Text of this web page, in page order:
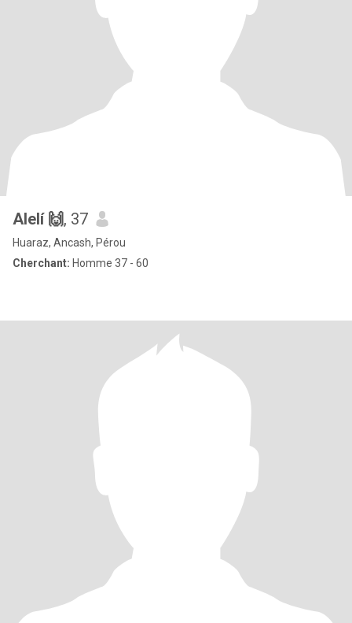
Alelí 🙌, 37
Huaraz, Ancash, Pérou
Cherchant: Homme 37 - 60